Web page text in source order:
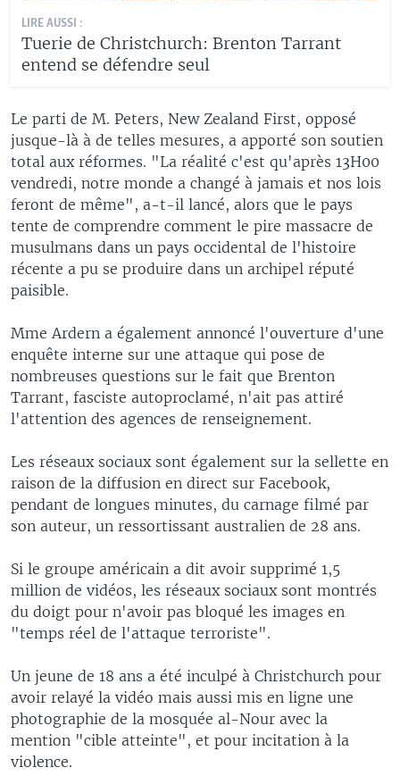
LIRE AUSSI :
Tuerie de Christchurch: Brenton Tarrant
entend se défendre seul
Le parti de M. Peters, New Zealand First, opposé
jusque-là à de telles mesures, a apporté son soutien
total aux réformes. "La réalité c'est qu'après 13H00
vendredi, notre monde a changé à jamais et nos lois
feront de même", a-t-il lancé, alors que le pays
tente de comprendre comment le pire massacre de
musulmans dans un pays occidental de l'histoire
récente a pu se produire dans un archipel réputé
paisible.
Mme Ardern a également annoncé l'ouverture d'une
enquête interne sur une attaque qui pose de
nombreuses questions sur le fait que Brenton
Tarrant, fasciste autoproclamé, n'ait pas attiré
l'attention des agences de renseignement.
Les réseaux sociaux sont également sur la sellette en
raison de la diffusion en direct sur Facebook,
pendant de longues minutes, du carnage filmé par
son auteur, un ressortissant australien de 28 ans.
Si le groupe américain a dit avoir supprimé 1,5
million de vidéos, les réseaux sociaux sont montrés
du doigt pour n'avoir pas bloqué les images en
"temps réel de l'attaque terroriste".
Un jeune de 18 ans a été inculpé à Christchurch pour
avoir relayé la vidéo mais aussi mis en ligne une
photographie de la mosquée al-Nour avec la
mention "cible atteinte", et pour incitation à la
violence.